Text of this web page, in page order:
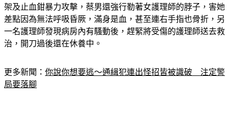
架及止血鉗暴力攻擊，蔡男還強行勒著女護理師的脖子，害她
差點因為無法呼吸昏厥，滿身是血，甚至連右手指也骨折，另
一名護理師發現病房內有騷動後，趕緊將受傷的護理師送去救
治，開刀過後還在休養中。
更多新聞： 你說你想要逃～通緝犯連出怪招皆被識破　注定警
局要落腳